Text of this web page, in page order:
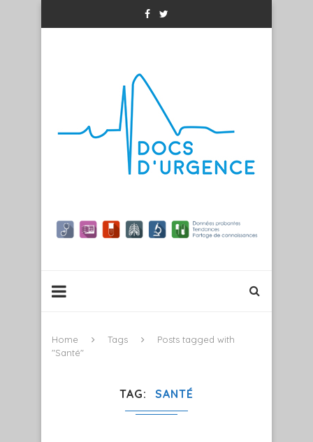
Home Tags
Posts tagged with
"Santé"
TAG
SANTÉ